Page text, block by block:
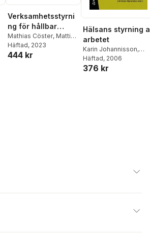
Verksamhetsstyrni
ng för hållbar
utveckling
Mathias Cöster, Matti
Skoog, Raine Isaksson
Häftad, 2023
444 kr
Hälsans styrning
arbetet
Karin Johannisson,
Mikael Holmqvist
Christian Maravelias
Häftad, 2006
376 kr